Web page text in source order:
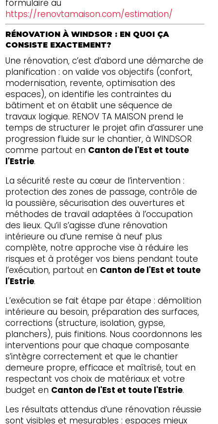
formulaire au
https://renovtamaison.com/estimation/
RÉNOVATION À WINDSOR : EN QUOI ÇA
CONSISTE EXACTEMENT?
Une rénovation, c’est d’abord une démarche de
planification : on valide vos objectifs (confort,
modernisation, revente, optimisation des
espaces), on identifie les contraintes du
bâtiment et on établit une séquence de
travaux logique. RENOV TA MAISON prend le
temps de structurer le projet afin d’assurer une
progression fluide sur le chantier, à WINDSOR
comme partout en Canton de l'Est et toute
l'Estrie.
La sécurité reste au cœur de l’intervention :
protection des zones de passage, contrôle de
la poussière, sécurisation des ouvertures et
méthodes de travail adaptées à l’occupation
des lieux. Qu’il s’agisse d’une rénovation
intérieure ou d’une remise à neuf plus
complète, notre approche vise à réduire les
risques et à protéger vos biens pendant toute
l’exécution, partout en Canton de l'Est et toute
l'Estrie.
L’exécution se fait étape par étape : démolition
intérieure au besoin, préparation des surfaces,
corrections (structure, isolation, gypse,
planchers), puis finitions. Nous coordonnons les
interventions pour que chaque composante
s’intègre correctement et que le chantier
demeure propre, efficace et maîtrisé, tout en
respectant vos choix de matériaux et votre
budget en Canton de l'Est et toute l'Estrie.
Les résultats attendus d’une rénovation réussie
sont visibles et mesurables : espaces mieux